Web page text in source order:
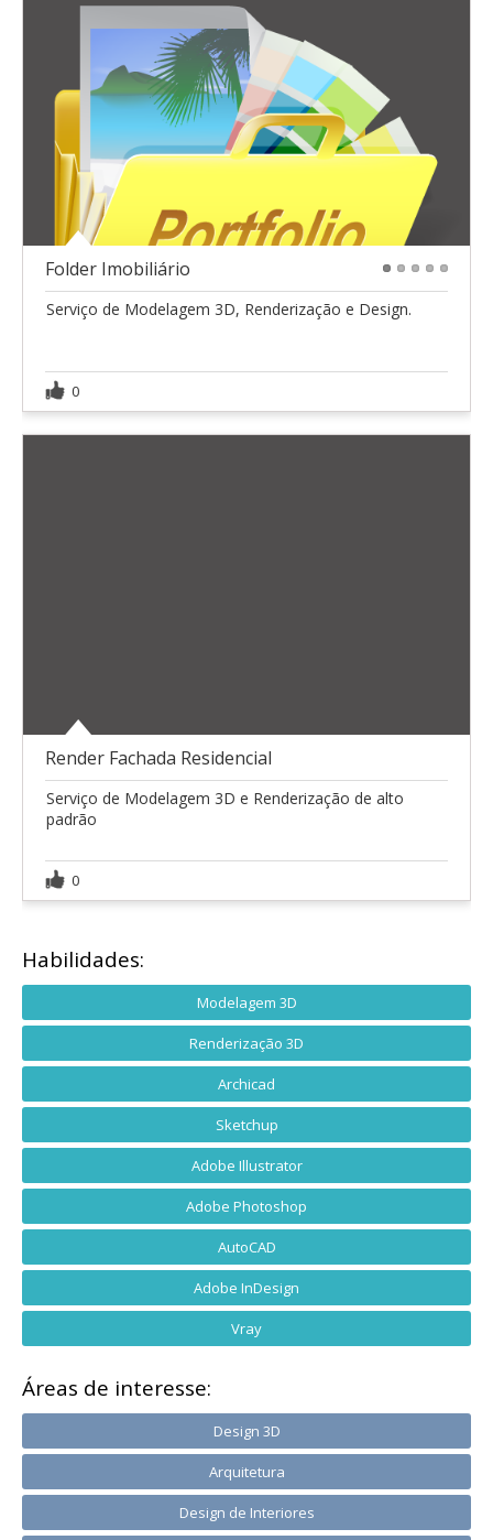
Folder Imobiliário
Serviço de Modelagem 3D, Renderização e Design.
0
Render Fachada Residencial
Serviço de Modelagem 3D e Renderização de alto
padrão
0
Habilidades:
Modelagem 3D
Renderização 3D
Archicad
Sketchup
Adobe Illustrator
Adobe Photoshop
AutoCAD
Adobe InDesign
Vray
Áreas de interesse:
Design 3D
Arquitetura
Design de Interiores